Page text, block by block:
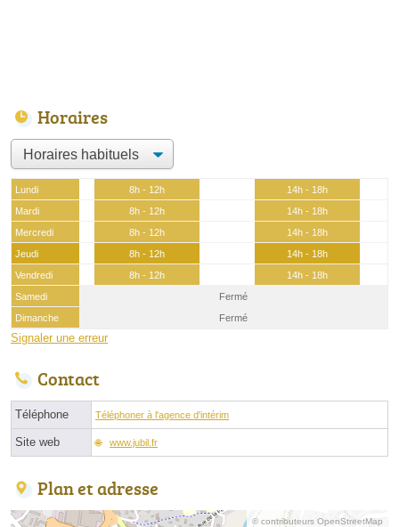
Horaires
Lundi 8h - 12h
14h - 18h
Mardi
8h - 12h
14h - 18h
Mercredi
8h - 12h
14h - 18h
Jeudi
8h - 12h
14h - 18h
Vendredi
8h - 12h
14h - 18h
Samedi
Fermé
Dimanche
Fermé
Signaler une erreur
Contact
Téléphone Téléphoner à l'agence d'intérim
Site web www.jubil.fr
Plan et adresse
© contributeurs OpenStreetMap